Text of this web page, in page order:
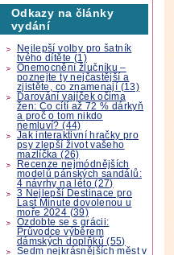
Odkazy na články
vydání
Nejlepší volby pro šatník
tvého dítěte (1)
Onemocnění žlučníku –
poznejte ty nejčastější a
zjistěte, co znamenají (13)
Darování vajíček očima
žen: Co cítí až 72 % dárkyň
a proč o tom nikdo
nemluví? (44)
Jak interaktivní hračky pro
psy zlepší život vašeho
mazlíčka (26)
Recenze nejmódnějších
modelů pánských sandálů:
4 návrhy na léto (27)
3 Nejlepší Destinace pro
Last Minute dovolenou u
moře 2024 (39)
Ozdobte se s grácii:
Průvodce výběrem
dámských doplňků (55)
Sedm nejkrásnějších měst v